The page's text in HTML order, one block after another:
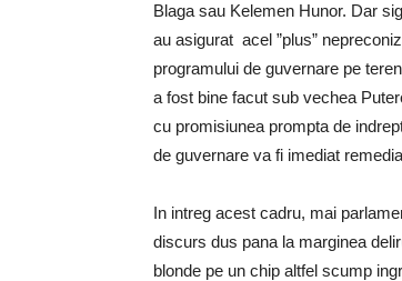
Blaga sau Kelemen Hunor. Dar
au asigurat acel ”plus”
programului de guvernare pe
a fost bine facut sub vechea
cu promisiunea prompta de
de guvernare va fi imediat
In intreg acest cadru, mai
discurs dus pana la marginea
blonde pe un chip altfel scump